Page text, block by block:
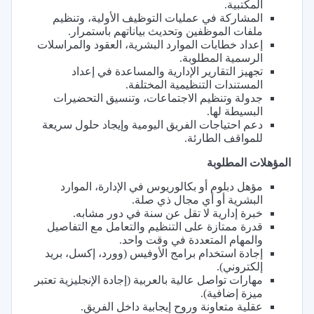
المكتبية.
المشاركة في عمليات التوظيف الأولية، وتنظيم
ملفات الموظفين وتحديث بياناتهم باستمرار.
إعداد خطابات الموارد البشرية، العقود والمراسلات
الرسمية المطلوبة.
تجهيز التقارير الإدارية والمساعدة في إعداد
المستندات التنظيمية المختلفة.
جدولة وتنظيم الاجتماعات، وتنسيق التحضيرات
البسيطة لها.
دعم احتياجات الفريق اليومية وإيجاد حلول سريعة
للمواقف الطارئة.
المؤهلات المطلوبة
مؤهل دبلوم أو بكالوريوس في الإدارة، الموارد
البشرية أو أي مجال ذي صلة.
خبرة إدارية لا تقل عن سنة في دور مشابه.
قدرة ممتازة على التنظيم والتعامل مع التفاصيل
والمهام المتعددة في وقت واحد.
إجادة استخدام برامج الأوفيس (وورد، إكسل، بريد
إلكتروني).
مهارات تواصل عالية بالعربية (إجادة الإنجليزية تعتبر
ميزة إضافية).
عقلية متعاونة وروح إيجابية داخل الفريق.